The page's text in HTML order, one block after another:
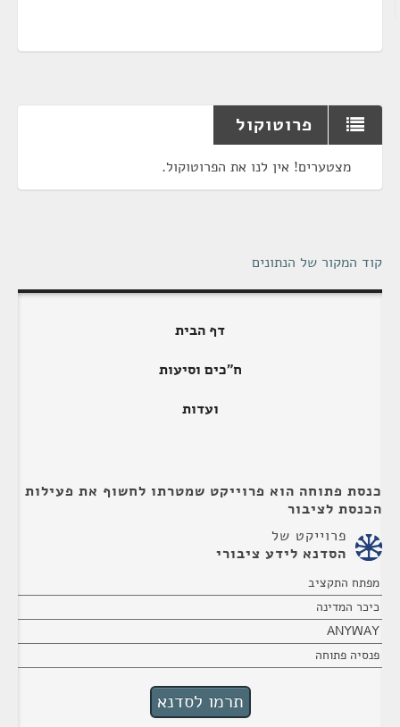
פרוטוקול
מצטערים! אין לנו את הפרוטוקול.
קוד המקור של הנתונים
דף הבית
ח"כים וסיעות
ועדות
כנסת פתוחה הוא פרוייקט שמטרתו לחשוף את פעילות
הכנסת לציבור
פרוייקט של
הסדנא לידע ציבורי
מפתח התקציב
כיכר המדינה
ANYWAY
פנסיה פתוחה